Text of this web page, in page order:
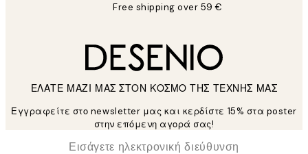
Free shipping over 59 €
ΕΛΑΤΕ ΜΑΖΙ ΜΑΣ ΣΤΟΝ ΚΟΣΜΟ ΤΗΣ ΤΕΧΝΗΣ ΜΑΣ
Εγγραφείτε στο newsletter μας και κερδίστε 15% στα poster
στην επόμενη αγορά σας!
Ηλεκτρονική Διεύθυνση